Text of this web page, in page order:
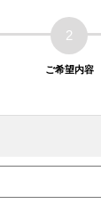
2
ご希望内容